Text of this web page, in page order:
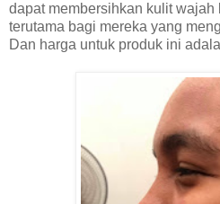
dapat membersihkan kulit wajah
terutama bagi mereka yang
Dan harga untuk produk ini